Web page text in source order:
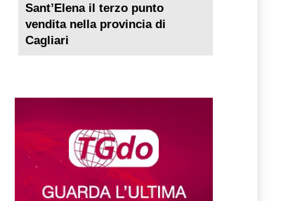
Sant’Elena il terzo punto
vendita nella provincia di
Cagliari